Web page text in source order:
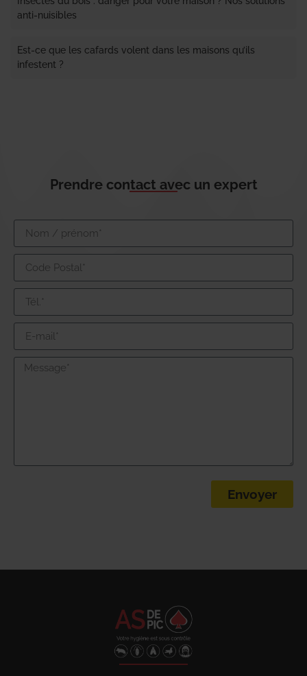
anti-nuisibles
Est-ce que les cafards volent dans les maisons qu’ils
infestent ?
Prendre contact avec un expert
Envoyer